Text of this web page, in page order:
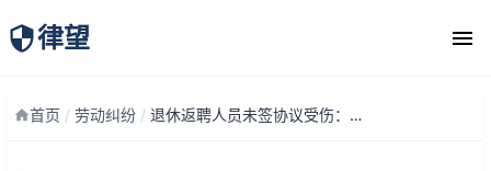
律望
律师团队
首页 / 劳动纠纷 / 退休返聘人员未签协议受伤：能按劳动关系索赔吗？